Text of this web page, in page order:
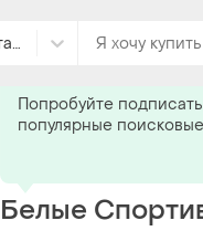
Спортивные штаны
Хендмейд
Белые
Попробуйте
популярные